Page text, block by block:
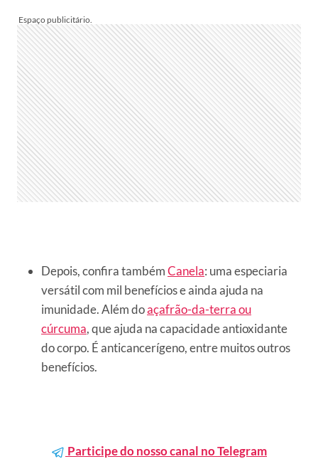
Depois, confira tambémCanela: uma especiaria
versátil com mil benefícios e ainda ajuda na
imunidade. Além doaçafrão-da-terra ou
cúrcuma, que ajuda na capacidade antioxidante
do corpo. É anticancerígeno, entre muitos outros
benefícios.
Participe do nosso canal no Telegram